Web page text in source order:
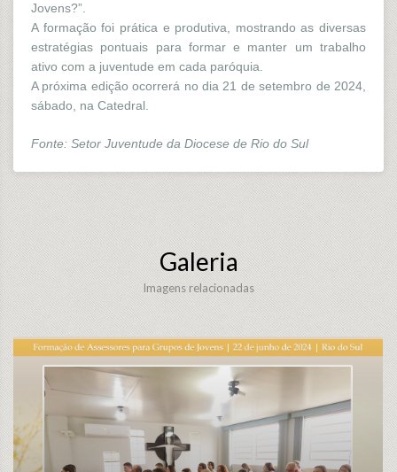
Jovens?”.
A formação foi prática e produtiva, mostrando as diversas
estratégias pontuais para formar e manter um trabalho
ativo com a juventude em cada paróquia.
A próxima edição ocorrerá no dia 21 de setembro de 2024,
sábado, na Catedral.
Fonte: Setor Juventude da Diocese de Rio do Sul
Galeria
Imagens relacionadas